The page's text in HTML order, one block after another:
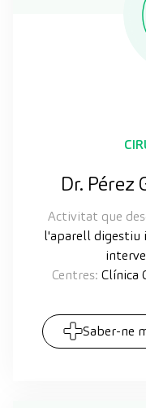
Dr. Pérez
Activitat que
l'aparell digestiu
Centres: Clínica
Saber-ne